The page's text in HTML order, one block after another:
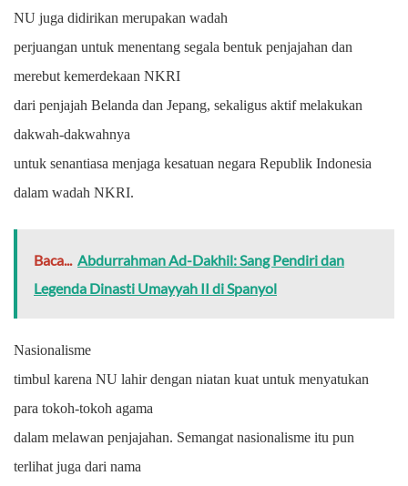
NU juga didirikan merupakan wadah
perjuangan untuk menentang segala bentuk penjajahan dan
merebut kemerdekaan NKRI
dari penjajah Belanda dan Jepang, sekaligus aktif melakukan
dakwah-dakwahnya
untuk senantiasa menjaga kesatuan negara Republik Indonesia
dalam wadah NKRI.
Baca... Abdurrahman Ad-Dakhil: Sang Pendiri dan
Legenda Dinasti Umayyah II di Spanyol
Nasionalisme
timbul karena NU lahir dengan niatan kuat untuk menyatukan
para tokoh-tokoh agama
dalam melawan penjajahan. Semangat nasionalisme itu pun
terlihat juga dari nama